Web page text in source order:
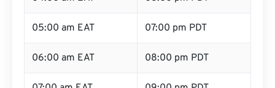
05:00 am EAT 07:00 pm PDT
06:00 am EAT 08:00 pm PDT